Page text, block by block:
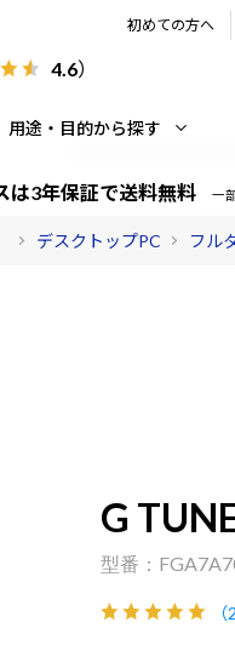
4.6）
初めての方へ
用途・目的から探す
は3年保証で送料無料 一
デスクトップPC フル
G